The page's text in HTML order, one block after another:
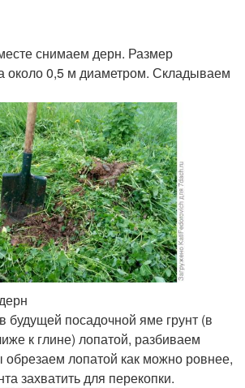
снимаем дерн. Размер
около 0,5 м диаметром. Складываем
посадочной яме грунт (в
к глине) лопатой, разбиваем
лопатой как можно ровнее,
захватить для перекопки.